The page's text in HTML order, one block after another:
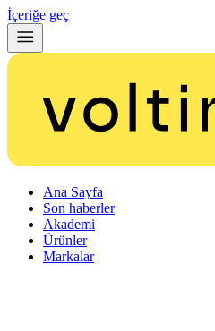
İçeriğe geç
Ana Sayfa
Son haberler
Akademi
Ürünler
Markalar